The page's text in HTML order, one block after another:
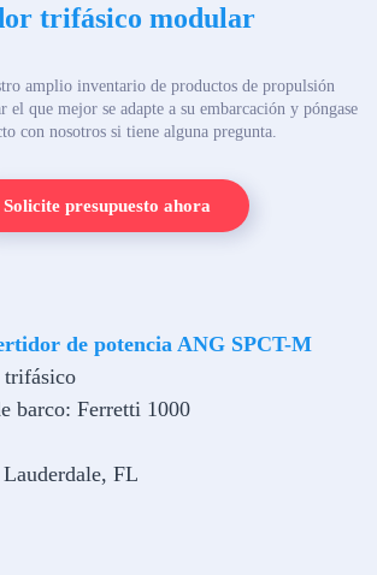
trifásico modular
amplio inventario de productos de propulsión
el que mejor se adapte a su embarcación y póngase
con nosotros si tiene alguna pregunta.
Solicite presupuesto ahora
de potencia ANG SPCT-M
barco: Ferretti 1000
FL